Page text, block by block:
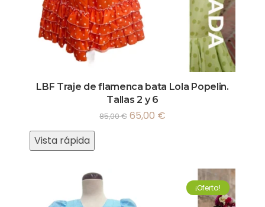
LBF Traje de flamenca bata Lola Popelin.
Tallas 2 y 6
85,00€ 65,00 €
Vista rápida
¡Oferta!